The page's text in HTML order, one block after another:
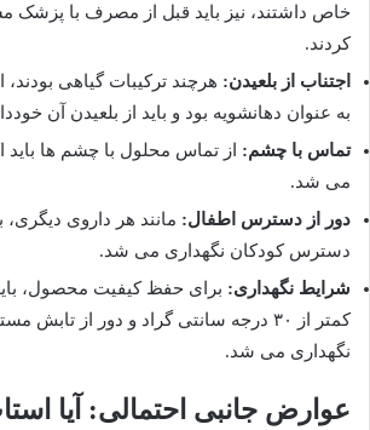
خاص داشتند، نیز باید قبل از مصرف با
کردند.
اجتناب از بلعیدن: هرچند ترکیبات گیاهی
به عنوان دهانشویه بود و باید از بلعیدن آن
تماس با چشم: از تماس محلول با چشم ها باید
می شد.
دور از دسترس اطفال: مانند هر داروی دیگری،
دسترس کودکان نگهداری می شد.
شرایط نگهداری: برای حفظ کیفیت محصول،
کمتر از ۳۰ درجه سانتی گراد و دور از تابش
نگهداری می شد.
عوارض جانبی احتمالی: آیا